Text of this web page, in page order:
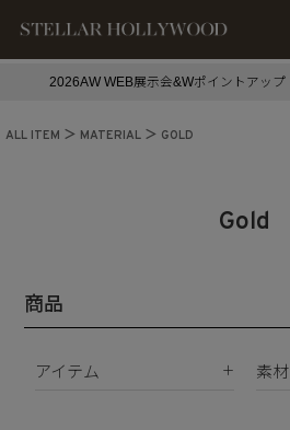
#スタッフイチ押し（通勤パールアクセ）
2026AW WEB展示会&Wポイントアップ
ALL ITEM MATERIAL GOLD
Gold
商品
アイテム 素材